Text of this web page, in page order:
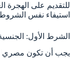
استيفاء نفس
الشرط الأول:
يجب أن تكون مصري